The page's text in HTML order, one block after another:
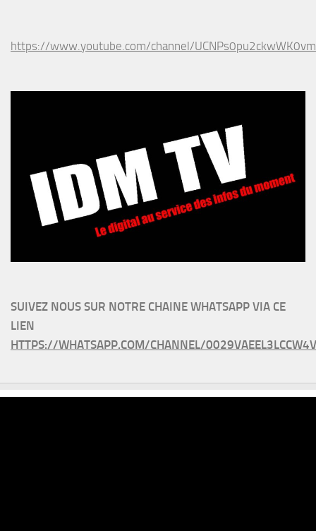
https://www.youtube.com/channel/
SUIVEZ NOUS SUR NOTRE CHAINE WHATSAPP VIA CE
LIEN
HTTPS://WHATSAPP.COM/CHANNEL/